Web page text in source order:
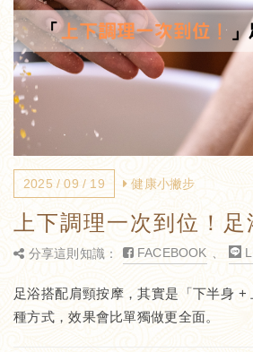
2025 / 09 / 19 健康小撇步
上下調理一次到位！
分享這則知識： FACEBOOK
足浴搭配肩頸按摩，其實是「下半身 +
種方式，效果會比單獨做更全面。